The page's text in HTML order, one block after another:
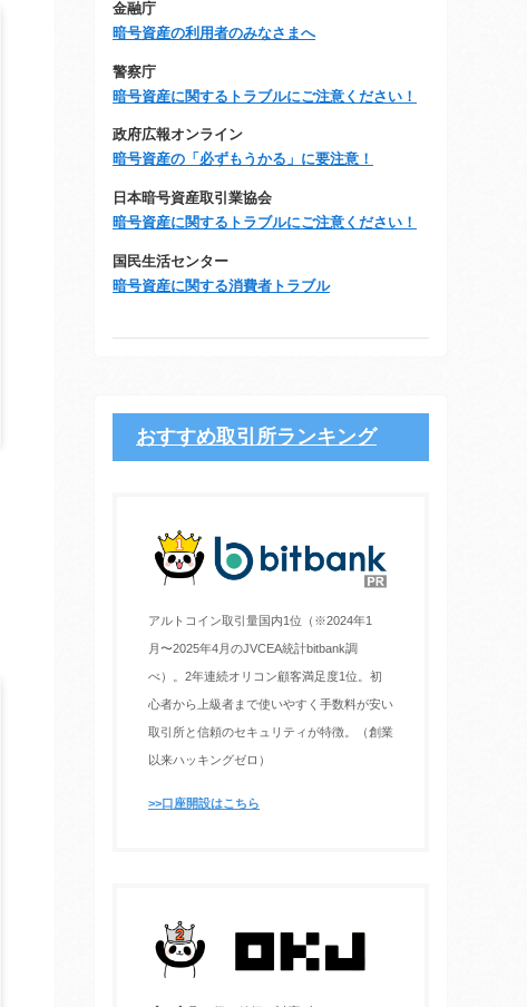
金融庁
暗号資産の利用者のみなさまへ
警察庁
暗号資産に関するトラブルにご注意ください！
政府広報オンライン
暗号資産の「必ずもうかる」に要注意！
日本暗号資産取引業協会
暗号資産に関するトラブルにご注意ください！
国民生活センター
暗号資産に関する消費者トラブル
おすすめ取引所ランキング
アルトコイン取引量国内1位（※2024年1
月〜2025年4月のJVCEA統計bitbank調
べ）。2年連続オリコン顧客満足度1位。初
心者から上級者まで使いやすく手数料が安い
取引所と信頼のセキュリティが特徴。（創業
以来ハッキングゼロ）
>>口座開設はこちら